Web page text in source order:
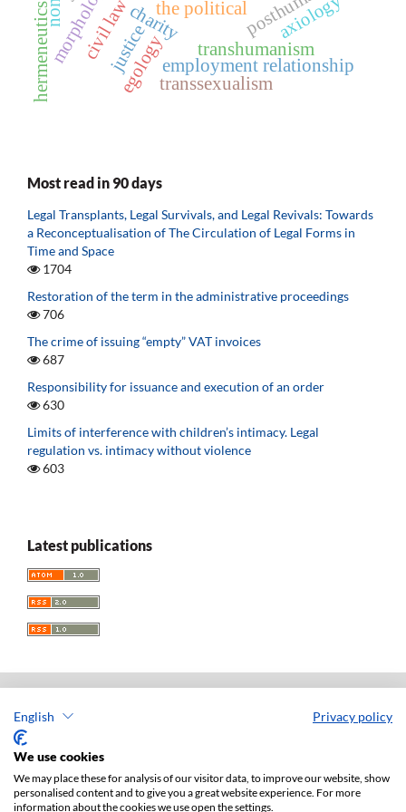
English Privacy policy
We use cookies
We may place these for analysis of our visitor data, to improve our website, show
personalised content and to give you a great website experience. For more
information about the cookies we use open the settings.
charity
civil law
justice transhumanism
employment relationship
egology
hermeneutics axiology
the political
transsexualism
Most read in 90 days
Legal Transplants, Legal Survivals, and Legal Revivals: Towards
a Reconceptualisation of The Circulation of Legal Forms in
Time and Space
1704
Restoration of the term in the administrative proceedings
706
The crime of issuing “empty” VAT invoices
687
Responsibility for issuance and execution of an order
630
Limits of interference with children’s intimacy. Legal
regulation vs. intimacy without violence
603
Latest publications
Acta Universitatis Lodziensis. Folia Iuridica
ISSN: 0208-6069
e-ISSN: 2450-2782
Publisher: Lodz University Press (website)